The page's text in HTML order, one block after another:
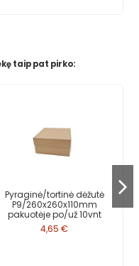
taip pat pirko:
Pyraginė/tortinė dėžutė
P9/260x260x110mm
pakuotėje po/už 10vnt
4,65 €